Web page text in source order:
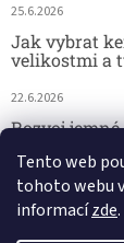
Tento web
tohoto webu
informacízde.
25.6.2026
Jak vybrat
velikostmi a
22.6.2026
Rozvoj
18.6.2026